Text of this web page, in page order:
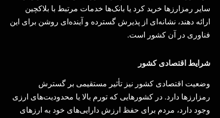
سایر رمزارزها خرید کرد یا بانک‌ها خدمات مرتبط با بلاکچین
ارائه دهند، نشانه‌ای از پذیرش گسترده و آینده‌ای روشن برای این
فناوری در آن کشور است.
شرایط اقتصادی کشور
وضعیت اقتصادی کشور نیز تأثیر مستقیمی بر گسترش
رمزارزها دارد. در کشورهایی که تورم بالا یا محدودیت‌های ارزی
وجود دارد، مردم برای حفظ ارزش دارایی‌های خود به ارزهای